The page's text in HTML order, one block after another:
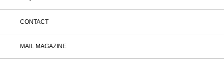
CONTACT
MAIL MAGAZINE